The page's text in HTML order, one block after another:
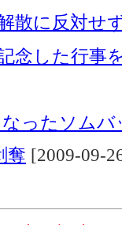
散に反対せ
念した行事
ったソムバ
奪 [2009-09-